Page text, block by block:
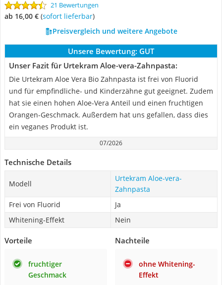
21 Bewertungen
ab 16,00 € ( Sofort lieferbar)
Preisvergleich und weitere Angebote
Unsere Bewertung: GUT
Unser Fazit für Urtekram Aloe-vera-Zahnpasta:
Die Urtekram Aloe Vera Bio Zahnpasta ist frei von Fluorid
und für empfindliche- und Kinderzähne gut geeignet. Zudem
hat sie einen hohen Aloe-Vera Anteil und einen fruchtigen
Orangen-Geschmack. Außerdem hat uns gefallen, dass dies
ein veganes Produkt ist.
07/2026
Technische Details
Modell
Urtekram Aloe-vera-
Zahnpasta
Frei von Fluorid
Ja
Whitening-Effekt
Nein
Vorteile
fruchtiger
Geschmack
Nachteile
ohne Whitening-
Effekt